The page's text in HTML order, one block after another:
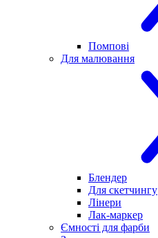
Помпові
Для малювання
Блендер
Для скетчингу
Лінери
Лак-маркер
Ємності для фарби